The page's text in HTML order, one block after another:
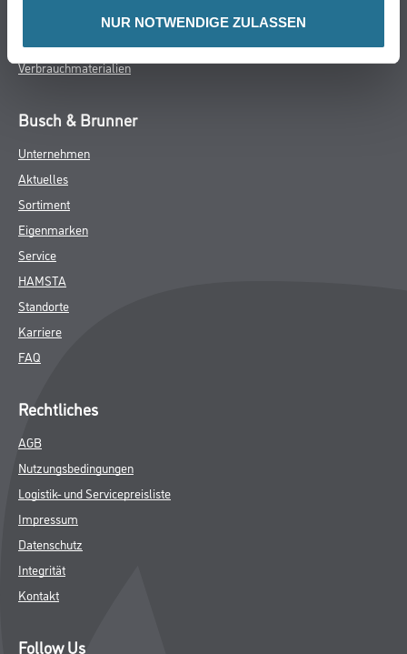
NUR NOTWENDIGE ZULASSEN
Wand- & Deckenbeläge
Verbrauchmaterialien
Busch & Brunner
Unternehmen
Aktuelles
Sortiment
Eigenmarken
Service
HAMSTA
Standorte
Karriere
FAQ
Rechtliches
AGB
Nutzungsbedingungen
Logistik- und Servicepreisliste
Impressum
Datenschutz
Integrität
Kontakt
Follow Us